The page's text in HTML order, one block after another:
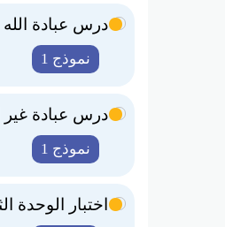
درس عبادة
نموذج 1
درس عبادة
نموذج 1
اختبار الوحدة